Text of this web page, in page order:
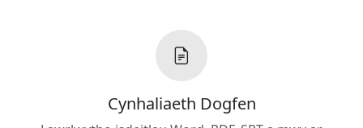
Cynhaliaeth Dogfen